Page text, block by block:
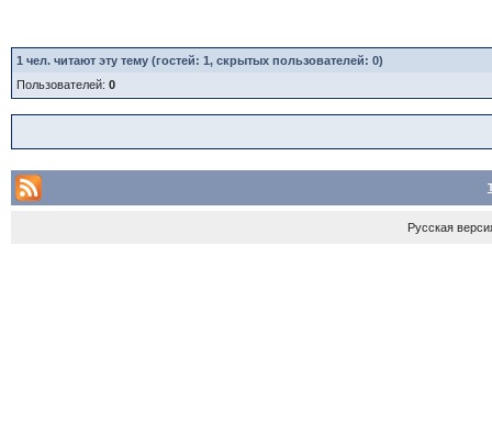
1 чел. читают эту тему (гостей: 1, скрытых пользователей: 0)
Пользователей: 0
Русская